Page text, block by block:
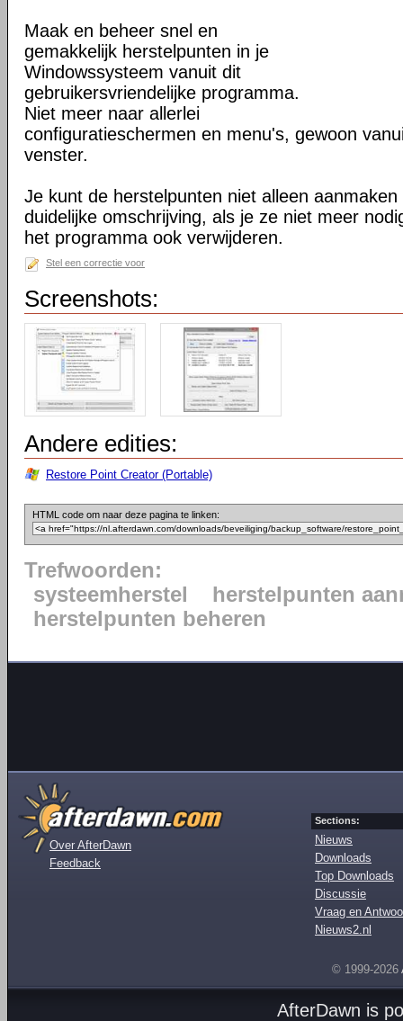
Maak en beheer snel en
gemakkelijk herstelpunten in je
Windowssysteem vanuit dit
gebruikersvriendelijke programma.
Niet meer naar allerlei
configuratieschermen en menu's, gewoon
venster.
Je kunt de herstelpunten niet alleen
duidelijke omschrijving, als je ze niet meer
het programma ook verwijderen.
Stel een correctie voor
Screenshots:
Andere edities:
Restore Point Creator (Portable)
HTML code om naar deze pagina te linken:
Trefwoorden:
systeemherstel
herstelpunten
herstelpunten beheren
Over AfterDawn
Feedback
Sections:
Nieuws
Downloads
Top Downloads
Discussie
Vraag en
Nieuws2.nl
© 1999-2026
AfterDawn is